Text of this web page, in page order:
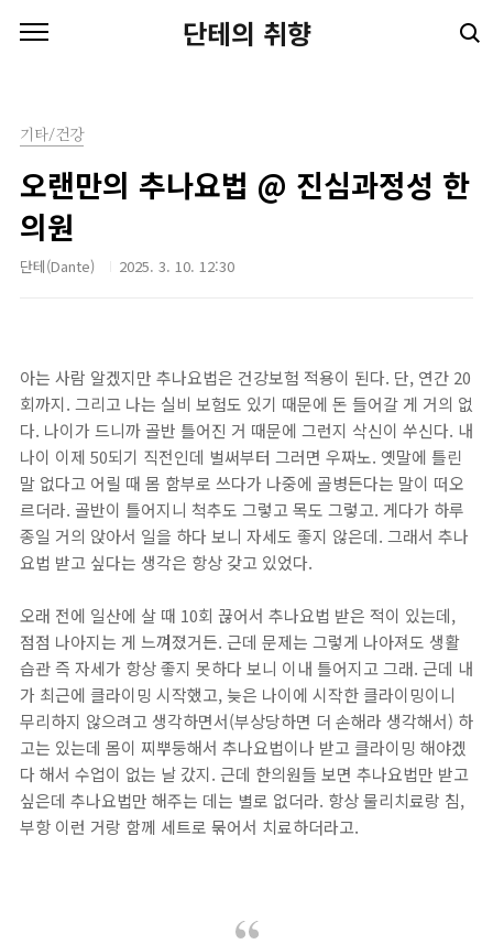
단테의 취향
기타/건강
오랜만의 추나요법 @ 진심과정성 한
의원
단테(Dante) 2025. 3. 10. 12:30
아는 사람 알겠지만 추나요법은 건강보험 적용이 된다. 단, 연간 20
회까지. 그리고 나는 실비 보험도 있기 때문에 돈 들어갈 게 거의 없
다. 나이가 드니까 골반 틀어진 거 때문에 그런지 삭신이 쑤신다. 내
나이 이제 50되기 직전인데 벌써부터 그러면 우짜노. 옛말에 틀린
말 없다고 어릴 때 몸 함부로 쓰다가 나중에 골병든다는 말이 떠오
르더라. 골반이 틀어지니 척추도 그렇고 목도 그렇고. 게다가 하루
종일 거의 앉아서 일을 하다 보니 자세도 좋지 않은데. 그래서 추나
요법 받고 싶다는 생각은 항상 갖고 있었다.
오래 전에 일산에 살 때 10회 끊어서 추나요법 받은 적이 있는데,
점점 나아지는 게 느껴졌거든. 근데 문제는 그렇게 나아져도 생활
습관 즉 자세가 항상 좋지 못하다 보니 이내 틀어지고 그래. 근데 내
가 최근에 클라이밍 시작했고, 늦은 나이에 시작한 클라이밍이니
무리하지 않으려고 생각하면서(부상당하면 더 손해라 생각해서) 하
고는 있는데 몸이 찌뿌둥해서 추나요법이나 받고 클라이밍 해야겠
다 해서 수업이 없는 날 갔지. 근데 한의원들 보면 추나요법만 받고
싶은데 추나요법만 해주는 데는 별로 없더라. 항상 물리치료랑 침,
부항 이런 거랑 함께 세트로 묶어서 치료하더라고.